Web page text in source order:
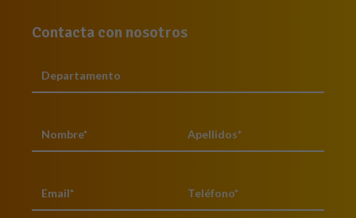
Contacta con nosotros